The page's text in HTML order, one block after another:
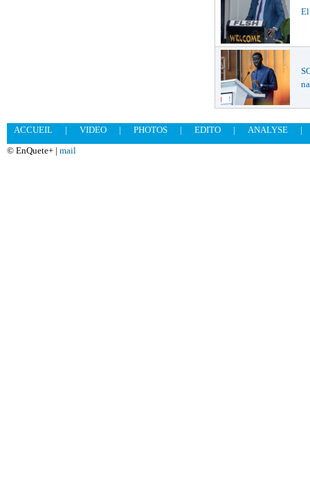
El
ACCUEIL | VIDEO | PHOTOS | EDITO | ANALYSE
|
© EnQuete+ | mail